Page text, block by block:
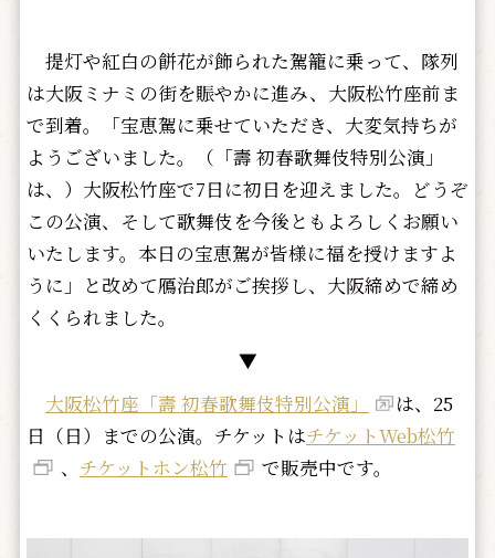
提灯や紅白の餅花が飾られた駕籠に乗って、隊列
は大阪ミナミの街を賑やかに進み、大阪松竹座前ま
で到着。「宝恵駕に乗せていただき、大変気持ちが
ようございました。（「壽 初春歌舞伎特別公演」
は、）大阪松竹座で7日に初日を迎えました。どうぞ
この公演、そして歌舞伎を今後ともよろしくお願い
いたします。本日の宝恵駕が皆様に福を授けますよ
うに」と改めて鴈治郎がご挨拶し、大阪締めで締め
くくられました。
▼
大阪松竹座「壽 初春歌舞伎特別公演」
は、25
日（日）までの公演。チケットはチケットWeb松竹
、 チケットホン松竹 で販売中です。